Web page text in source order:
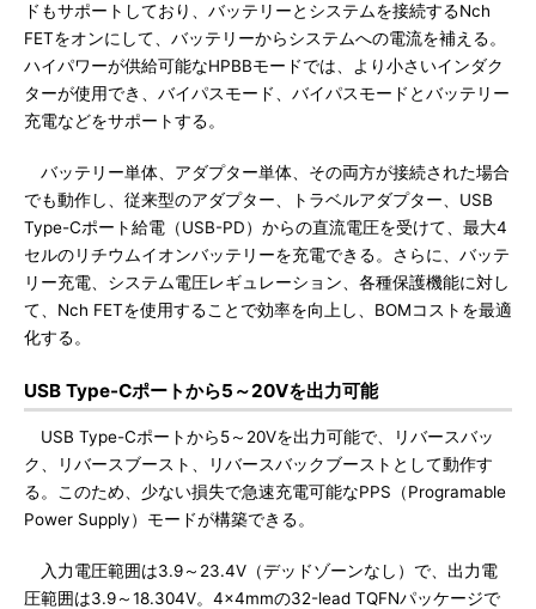
ドもサポートしており、バッテリーとシステムを接続するNch
FETをオンにして、バッテリーからシステムへの電流を補える。
ハイパワーが供給可能なHPBBモードでは、より小さいインダク
ターが使用でき、バイパスモード、バイパスモードとバッテリー
充電などをサポートする。
バッテリー単体、アダプター単体、その両方が接続された場合
でも動作し、従来型のアダプター、トラベルアダプター、USB
Type-Cポート給電（USB-PD）からの直流電圧を受けて、最大4
セルのリチウムイオンバッテリーを充電できる。さらに、バッテ
リー充電、システム電圧レギュレーション、各種保護機能に対し
て、Nch FETを使用することで効率を向上し、BOMコストを最適
化する。
USB Type-Cポートから5～20Vを出力可能
USB Type-Cポートから5～20Vを出力可能で、リバースバッ
ク、リバースブースト、リバースバックブーストとして動作す
る。このため、少ない損失で急速充電可能なPPS（Programable
Power Supply）モードが構築できる。
入力電圧範囲は3.9～23.4V（デッドゾーンなし）で、出力電
圧範囲は3.9～18.304V。4×4mmの32-lead TQFNパッケージで